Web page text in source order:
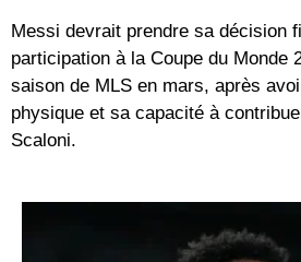
Messi devrait prendre sa décision
participation à la Coupe du Monde
saison de MLS en mars, après
physique et sa capacité à
Scaloni.